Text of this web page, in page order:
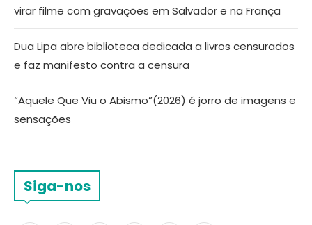
virar filme com gravações em Salvador e na França
Dua Lipa abre biblioteca dedicada a livros censurados
e faz manifesto contra a censura
“Aquele Que Viu o Abismo”(2026) é jorro de imagens e
sensações
Siga-nos